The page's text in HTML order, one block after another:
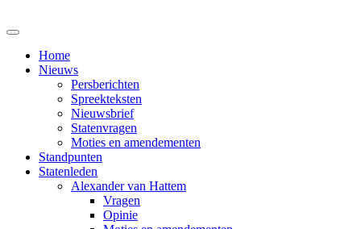
Home
Nieuws
Persberichten
Spreekteksten
Nieuwsbrief
Statenvragen
Moties en amendementen
Standpunten
Statenleden
Alexander van Hattem
Vragen
Opinie